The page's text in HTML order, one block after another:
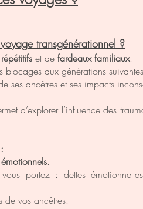
transgénérationnel ?
et de fardeaux familiaux.
blocages aux générations
ses ancêtres et ses impacts
d’explorer l’influence des
portez : dettes
de vos ancêtres.